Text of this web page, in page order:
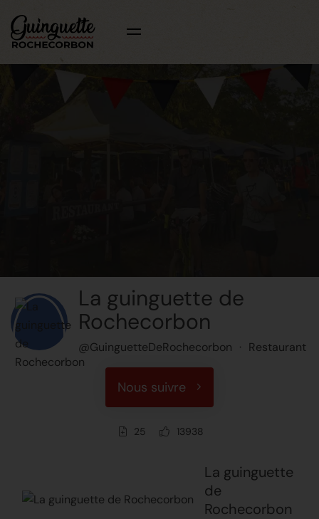
La guinguette de
Rochecorbon
@GuinguetteDeRochecorbon · Restaurant
Nous suivre
25 13938
La guinguette
de
Rochecorbon